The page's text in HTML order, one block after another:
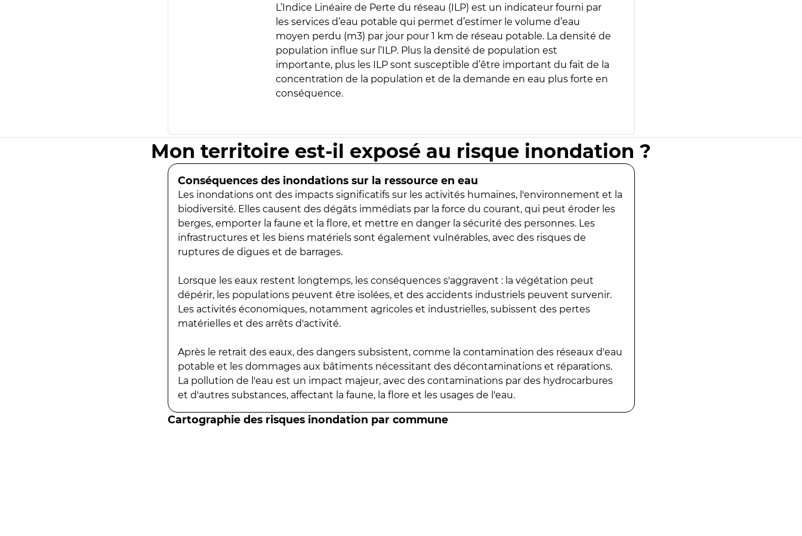
L’Indice Linéaire de Perte du réseau (ILP) est un indicateur fourni par
les services d’eau potable qui permet d’estimer le volume d’eau
moyen perdu (m3) par jour pour 1 km de réseau potable. La densité de
population influe sur l’ILP. Plus la densité de population est
importante, plus les ILP sont susceptible d’être important du fait de la
concentration de la population et de la demande en eau plus forte en
conséquence.
Mon territoire est-il exposé au risque inondation ?
Conséquences des inondations sur la ressource en eau
Les inondations ont des impacts significatifs sur les activités humaines, l'environnement et la
biodiversité. Elles causent des dégâts immédiats par la force du courant, qui peut éroder les
berges, emporter la faune et la flore, et mettre en danger la sécurité des personnes. Les
infrastructures et les biens matériels sont également vulnérables, avec des risques de
ruptures de digues et de barrages.
Lorsque les eaux restent longtemps, les conséquences s'aggravent : la végétation peut
dépérir, les populations peuvent être isolées, et des accidents industriels peuvent survenir.
Les activités économiques, notamment agricoles et industrielles, subissent des pertes
matérielles et des arrêts d'activité.
Après le retrait des eaux, des dangers subsistent, comme la contamination des réseaux d'eau
potable et les dommages aux bâtiments nécessitant des décontaminations et réparations.
La pollution de l'eau est un impact majeur, avec des contaminations par des hydrocarbures
et d'autres substances, affectant la faune, la flore et les usages de l'eau.
Cartographie des risques inondation par commune